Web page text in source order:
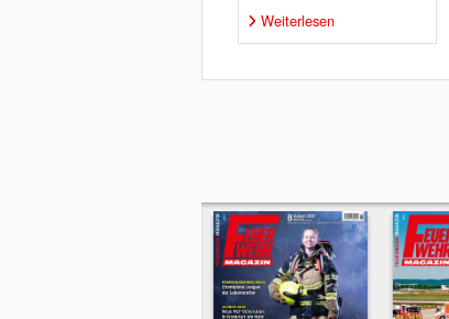
Weiterlesen